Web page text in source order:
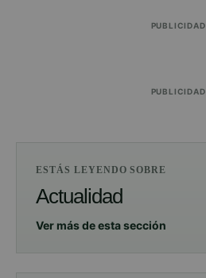
PUBLICIDAD
PUBLICIDAD
ESTÁS LEYENDO SOBRE
Actualidad
Ver más de esta sección